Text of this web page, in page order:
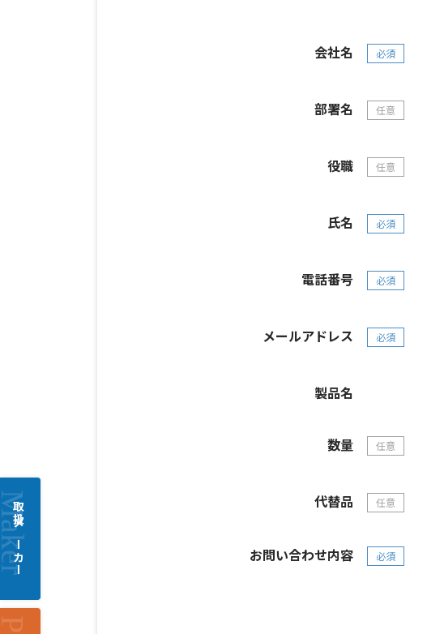
会社名 必須
部署名 任意
役職 任意
氏名 必須
電話番号 必須
メールアドレス 必須
製品名
数量 任意
代替品 任意
お問い合わせ内容 必須
取扱メーカー